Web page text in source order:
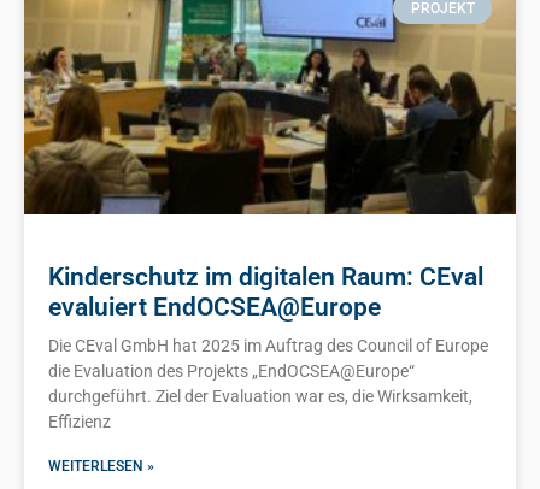
PROJEKT
Kinderschutz im digitalen Raum: CEval
evaluiert EndOCSEA@Europe
Die CEval GmbH hat 2025 im Auftrag des Council of Europe
die Evaluation des Projekts „EndOCSEA@Europe“
durchgeführt. Ziel der Evaluation war es, die Wirksamkeit,
Effizienz
WEITERLESEN »